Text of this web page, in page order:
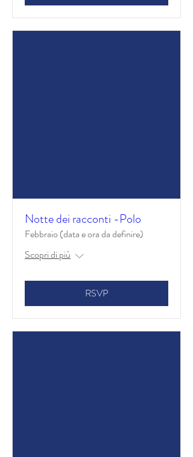
Notte dei racconti -Polo
Febbraio (data e ora da definire)
Scopri di più
RSVP